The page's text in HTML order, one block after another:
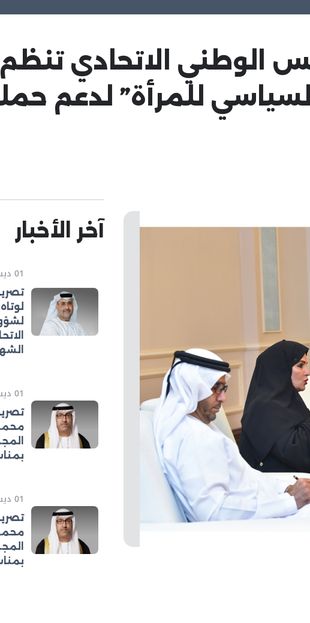
الوطني الاتحادي
للمرأة” لدعم
آخر الأخبار
01 ديسمبر 2025
01 ديسمبر 2025
01 ديسمبر 2025